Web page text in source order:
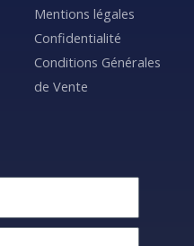
Mentions légales
Confidentialité
Conditions Générales
de Vente